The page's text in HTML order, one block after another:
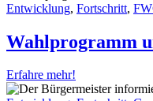
Entwicklung, Fortschritt,
Wahlprogramm
Erfahre mehr!